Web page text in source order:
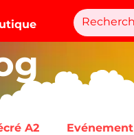
A2 Evénement